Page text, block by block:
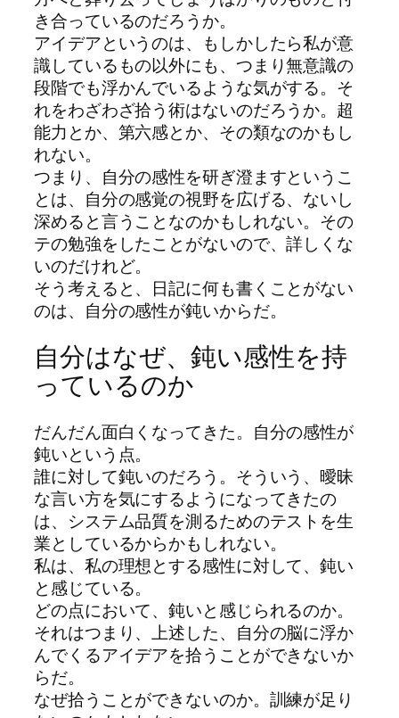
き合っているのだろうか。
アイデアというのは、もしかしたら私が意
識しているもの以外にも、つまり無意識の
段階でも浮かんでいるような気がする。そ
れをわざわざ拾う術はないのだろうか。超
能力とか、第六感とか、その類なのかもし
れない。
つまり、自分の感性を研ぎ澄ますというこ
とは、自分の感覚の視野を広げる、ないし
深めると言うことなのかもしれない。その
テの勉強をしたことがないので、詳しくな
いのだけれど。
そう考えると、日記に何も書くことがない
のは、自分の感性が鈍いからだ。
自分はなぜ、鈍い感性を持
っているのか
だんだん面白くなってきた。自分の感性が
鈍いという点。
誰に対して鈍いのだろう。そういう、曖昧
な言い方を気にするようになってきたの
は、システム品質を測るためのテストを生
業としているからかもしれない。
私は、私の理想とする感性に対して、鈍い
と感じている。
どの点において、鈍いと感じられるのか。
それはつまり、上述した、自分の脳に浮か
んでくるアイデアを拾うことができないか
らだ。
なぜ拾うことができないのか。訓練が足り